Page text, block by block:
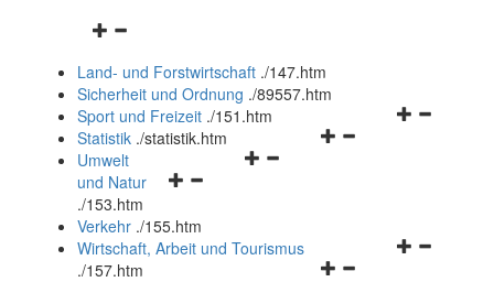
Navigationsmenü
und
schließen
Land- und Forstwirtschaft ./147.htm
Sicherheit und Ordnung ./89557.htm
Navigationsmenü
Sport und Freizeit ./151.htm
Navigationsmenü
Statistik ./statistik.htm
Navigationsmenü
und
schließen
Umwelt
und Natur
./153.htm
Verkehr ./155.htm
Navigationsmenü
Wirtschaft, Arbeit und Tourismus
./157.htm